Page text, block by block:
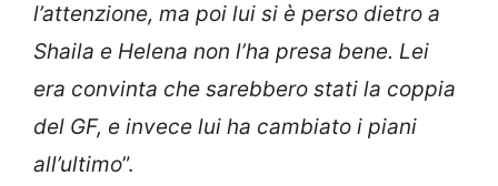
l’attenzione, ma poi lui si è perso dietro a
Shaila e Helena non l’ha presa bene. Lei
era convinta che sarebbero stati la coppia
del GF, e invece lui ha cambiato i piani
all’ultimo”.